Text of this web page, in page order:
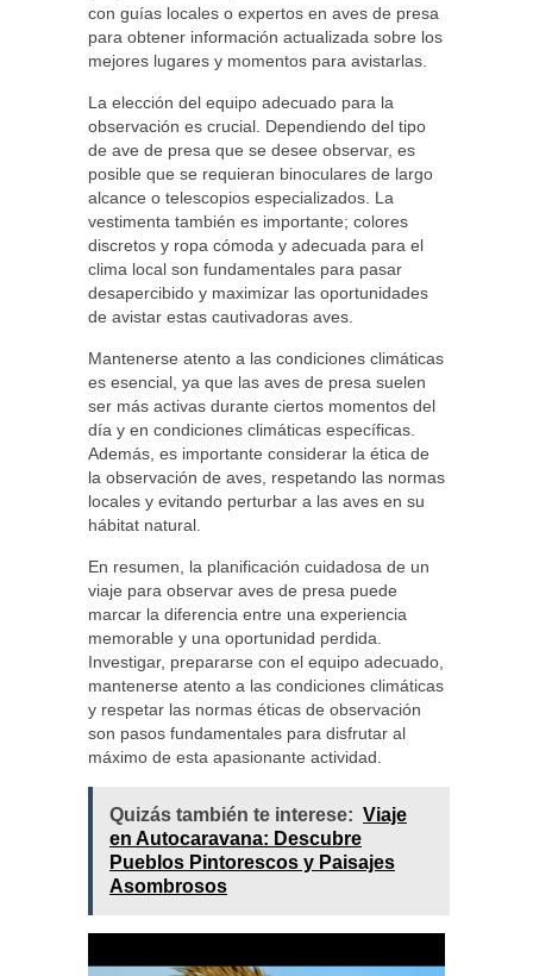
con guías locales o expertos en aves de presa
para obtener información actualizada sobre los
mejores lugares y momentos para avistarlas.
La elección del equipo adecuado para la
observación es crucial. Dependiendo del tipo
de ave de presa que se desee observar, es
posible que se requieran binoculares de largo
alcance o telescopios especializados. La
vestimenta también es importante; colores
discretos y ropa cómoda y adecuada para el
clima local son fundamentales para pasar
desapercibido y maximizar las oportunidades
de avistar estas cautivadoras aves.
Mantenerse atento a las condiciones climáticas
es esencial, ya que las aves de presa suelen
ser más activas durante ciertos momentos del
día y en condiciones climáticas específicas.
Además, es importante considerar la ética de
la observación de aves, respetando las normas
locales y evitando perturbar a las aves en su
hábitat natural.
En resumen, la planificación cuidadosa de un
viaje para observar aves de presa puede
marcar la diferencia entre una experiencia
memorable y una oportunidad perdida.
Investigar, prepararse con el equipo adecuado,
mantenerse atento a las condiciones climáticas
y respetar las normas éticas de observación
son pasos fundamentales para disfrutar al
máximo de esta apasionante actividad.
Quizás también te interese: Viaje
en Autocaravana: Descubre
Pueblos Pintorescos y Paisajes
Asombrosos